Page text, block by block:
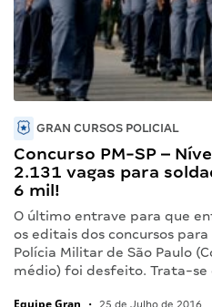
GRAN CURSOS POLICIAL
Concurso PM-SP –
2.131 vagas para
6 mil!
O último entrave para que
os editais dos concursos
Polícia Militar de São Paulo
médio) foi desfeito. Trata-se
Equipe Gran • 25 de Julho de 2016